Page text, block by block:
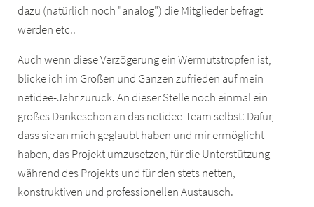
dazu (natürlich noch "analog") die Mitglieder befragt
werden etc..
Auch wenn diese Verzögerung ein Wermutstropfen ist,
blicke ich im Großen und Ganzen zufrieden auf mein
netidee-Jahr zurück. An dieser Stelle noch einmal ein
großes Dankeschön an das netidee-Team selbst: Dafür,
dass sie an mich geglaubt haben und mir ermöglicht
haben, das Projekt umzusetzen, für die Unterstützung
während des Projekts und für den stets netten,
konstruktiven und professionellen Austausch.